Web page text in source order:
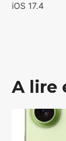
iOS 17.4
A lire